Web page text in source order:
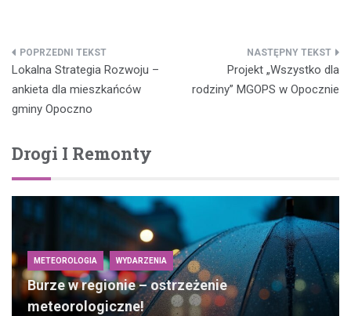
Nawigacja
wpisu
Lokalna Strategia Rozwoju –
ankieta dla mieszkańców
gminy Opoczno
Projekt „Wszystko dla
rodziny” MGOPS w Opocznie
Drogi I Remonty
METEOROLOGIA WYDARZENIA
Burze w regionie – ostrzeżenie
meteorologiczne!